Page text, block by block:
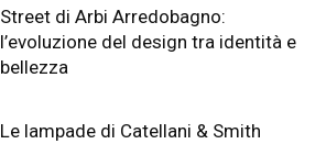
Street di Arbi Arredobagno:
l’evoluzione del design tra identità e
bellezza
Le lampade di Catellani & Smith